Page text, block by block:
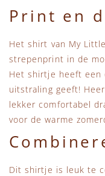
Sproet & Sprout
Print en
Het shirt van My
strepenprint in de
Het shirtje heeft een
uitstraling geeft!
lekker comfortabel
voor de warme
Dit shirtje is leuk te